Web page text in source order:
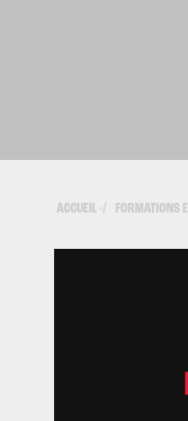
ACCUEIL ▪ FORMATIONS